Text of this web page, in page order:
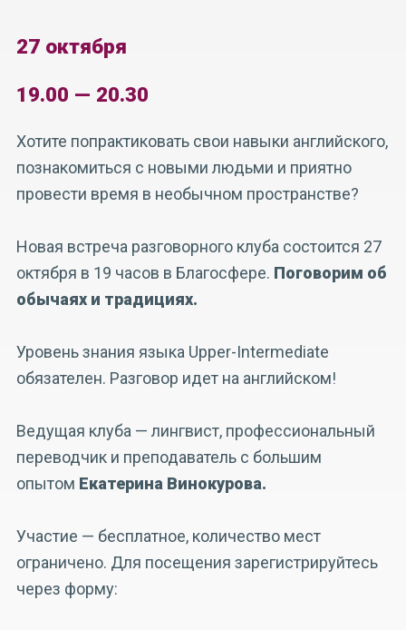
27 октября
19.00 — 20.30
Хотите попрактиковать свои навыки английского,
познакомиться с новыми людьми и приятно
провести время в необычном пространстве?
Новая встреча разговорного клуба состоится 27
октября в 19 часов в Благосфере. Поговорим об
обычаях и традициях.
Уровень знания языка Upper-Intermediate
обязателен. Разговор идет на английском!
Ведущая клуба — лингвист, профессиональный
переводчик и преподаватель с большим
опытом Екатерина Винокурова.
Участие — бесплатное, количество мест
ограничено. Для посещения зарегистрируйтесь
через форму: